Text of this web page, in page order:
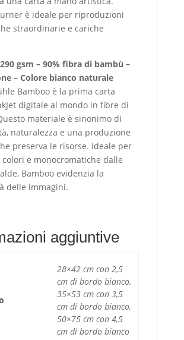
è ideale per riproduzioni
straordinarie e cariche
gsm – 90% fibra di bambù –
– Colore bianco naturale
Bamboo è la prima carta
digitale al mondo in fibre di
materiale è sinonimo di
naturalezza e una produzione
preserva le risorse. Ideale per
colori e monocromatiche dalle
Bamboo evidenzia la
delle immagini.
aggiuntive
28×42 cm con 2,5
cm di bordo bianco,
35×53 cm con 3,5
cm di bordo bianco,
50×75 cm con 4,5
cm di bordo bianco